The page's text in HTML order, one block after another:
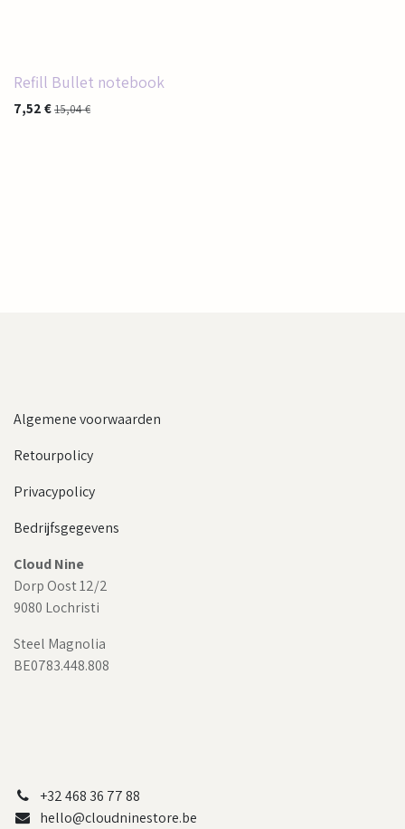
Refill Bullet notebook
7,52 €15,04€
Algemene voorwaarden
Retourpolicy
Privacypolicy
Bedrijfsgegevens
Cloud Nine
Dorp Oost 12/2
9080 Lochristi
Steel Magnolia
BE0783.448.808
+32 468 36 77 88
hello@cloudninestore.be